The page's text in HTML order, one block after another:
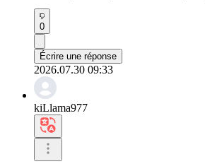
0
Écrire une réponse
2026.07.30 09:33
kiLlama977